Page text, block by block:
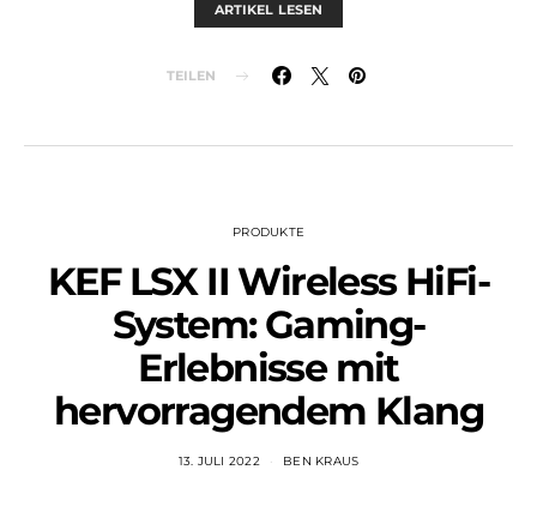
ARTIKEL LESEN
TEILEN
PRODUKTE
KEF LSX II Wireless HiFi-
System: Gaming-
Erlebnisse mit
hervorragendem Klang
13. JULI 2022 BEN KRAUS